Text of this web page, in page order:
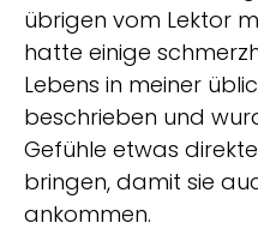
übrigen vom Lektor
hatte einige
Lebens in meiner
beschrieben und
Gefühle etwas
bringen, damit sie
ankommen.